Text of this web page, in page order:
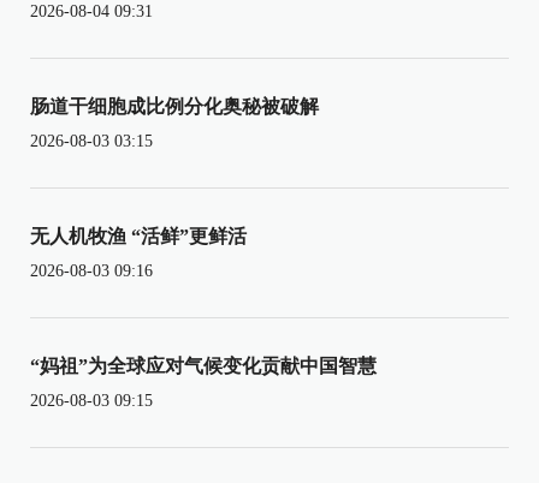
2026-08-04 09:31
肠道干细胞成比例分化奥秘被破解
2026-08-03 03:15
无人机牧渔 “活鲜”更鲜活
2026-08-03 09:16
“妈祖”为全球应对气候变化贡献中国智慧
2026-08-03 09:15